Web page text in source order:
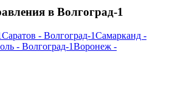
в Волгоград-1
Саратов - Волгоград-1Самарканд -
- Волгоград-1Воронеж -